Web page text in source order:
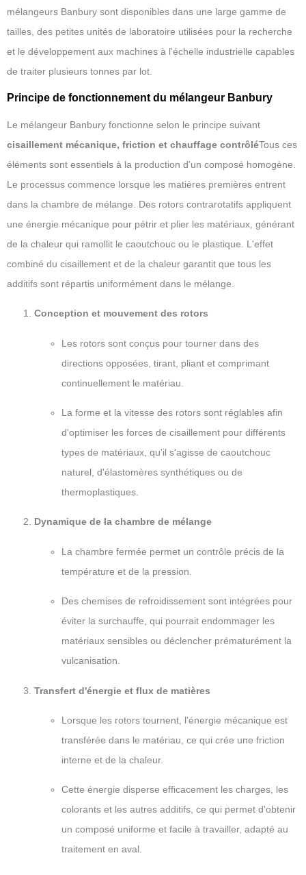
mélangeurs Banbury sont disponibles dans une large gamme de
tailles, des petites unités de laboratoire utilisées pour la recherche
et le développement aux machines à l'échelle industrielle capables
de traiter plusieurs tonnes par lot.
Principe de fonctionnement du mélangeur Banbury
Le mélangeur Banbury fonctionne selon le principe suivant
cisaillement mécanique, friction et chauffage contrôléTous ces
éléments sont essentiels à la production d'un composé homogène.
Le processus commence lorsque les matières premières entrent
dans la chambre de mélange. Des rotors contrarotatifs appliquent
une énergie mécanique pour pétrir et plier les matériaux, générant
de la chaleur qui ramollit le caoutchouc ou le plastique. L'effet
combiné du cisaillement et de la chaleur garantit que tous les
additifs sont répartis uniformément dans le mélange.
Conception et mouvement des rotors
Les rotors sont conçus pour tourner dans des
directions opposées, tirant, pliant et comprimant
continuellement le matériau.
La forme et la vitesse des rotors sont réglables afin
d'optimiser les forces de cisaillement pour différents
types de matériaux, qu'il s'agisse de caoutchouc
naturel, d'élastomères synthétiques ou de
thermoplastiques.
Dynamique de la chambre de mélange
La chambre fermée permet un contrôle précis de la
température et de la pression.
Des chemises de refroidissement sont intégrées pour
éviter la surchauffe, qui pourrait endommager les
matériaux sensibles ou déclencher prématurément la
vulcanisation.
Transfert d'énergie et flux de matières
Lorsque les rotors tournent, l'énergie mécanique est
transférée dans le matériau, ce qui crée une friction
interne et de la chaleur.
Cette énergie disperse efficacement les charges, les
colorants et les autres additifs, ce qui permet d'obtenir
un composé uniforme et facile à travailler, adapté au
traitement en aval.